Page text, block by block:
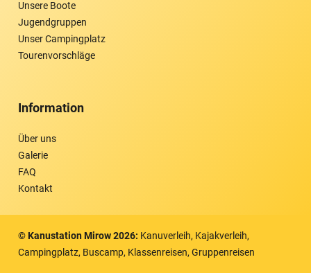
Unsere Boote
Jugendgruppen
Unser Campingplatz
Tourenvorschläge
Information
Über uns
Galerie
FAQ
Kontakt
© Kanustation Mirow2026: Kanuverleih, Kajakverleih,
Campingplatz, Buscamp, Klassenreisen, Gruppenreisen